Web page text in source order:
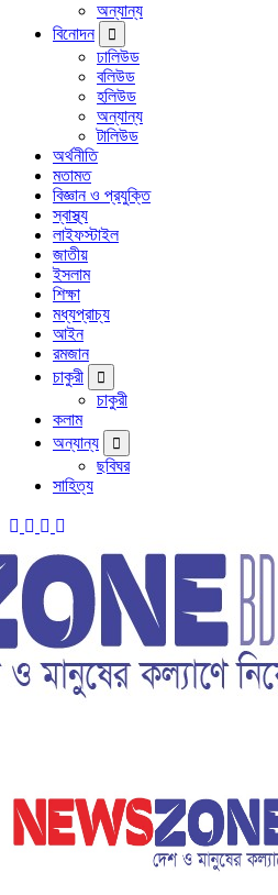
অন্যান্য
বিনোদন
ঢালিউড
বলিউড
হলিউড
অন্যান্য
টালিউড
অর্থনীতি
মতামত
বিজ্ঞান ও প্রযুক্তি
স্বাস্থ্য
লাইফস্টাইল
জাতীয়
ইসলাম
শিক্ষা
মধ্যপ্রাচ্য
আইন
রমজান
চাকুরী
চাকুরী
কলাম
অন্যান্য
ছবিঘর
সাহিত্য